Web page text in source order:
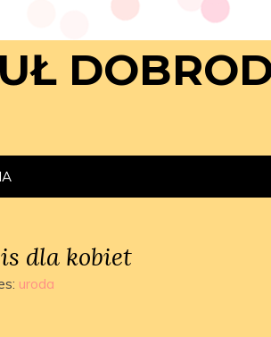
dla kobiet
uroda